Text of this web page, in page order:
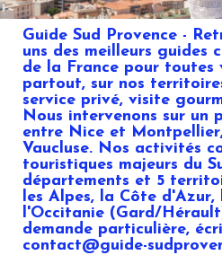
Guide Sud Provence -
uns des meilleurs guides
de la France pour toutes
partout, sur nos
service privé, visite
Nous intervenons sur un
entre Nice et
Vaucluse. Nos activités
touristiques majeurs du
départements et 5
les Alpes, la Côte
l'Occitanie (Gard/
demande particulière,
contact@guide-